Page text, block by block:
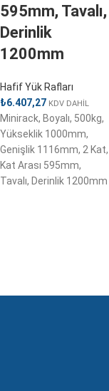
595mm, Tavalı,
Derinlik
1200mm
Hafif Yük Rafları
₺6.407,27 KDV DAHİL
Minirack, Boyalı, 500kg,
Yükseklik 1000mm,
Genişlik 1116mm, 2 Kat,
Kat Arası 595mm,
Tavalı, Derinlik 1200mm